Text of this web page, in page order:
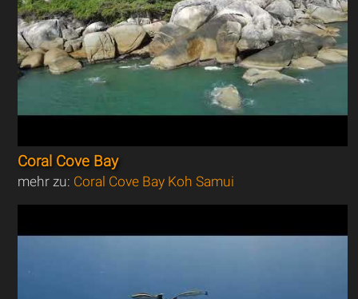
Coral Cove Bay
mehr zu: Coral Cove Bay Koh Samui